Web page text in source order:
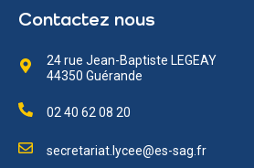
Contactez nous
24 rue Jean-Baptiste LEGEAY
44350 Guérande
02 40 62 08 20
secretariat.lycee@es-sag.fr